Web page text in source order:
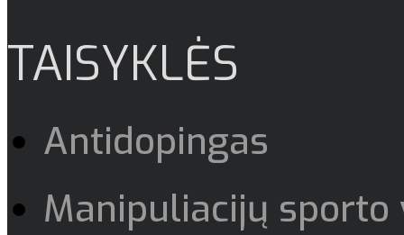
TAISYKLĖS
Antidopingas
Manipuliacijų